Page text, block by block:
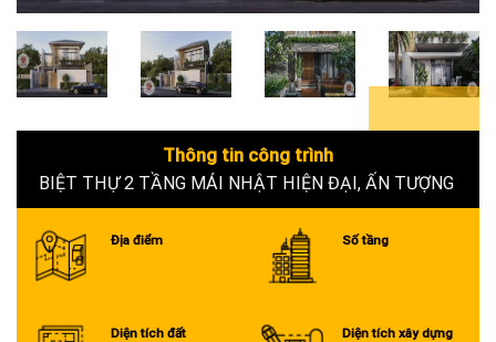
6+
Thông tin công trình
BIỆT THỰ 2 TẦNG MÁI NHẬT HIỆN ĐẠI, ẤN TƯỢNG
Địa điểm Số tầng
Diện tích đất Diện tích xây dựng